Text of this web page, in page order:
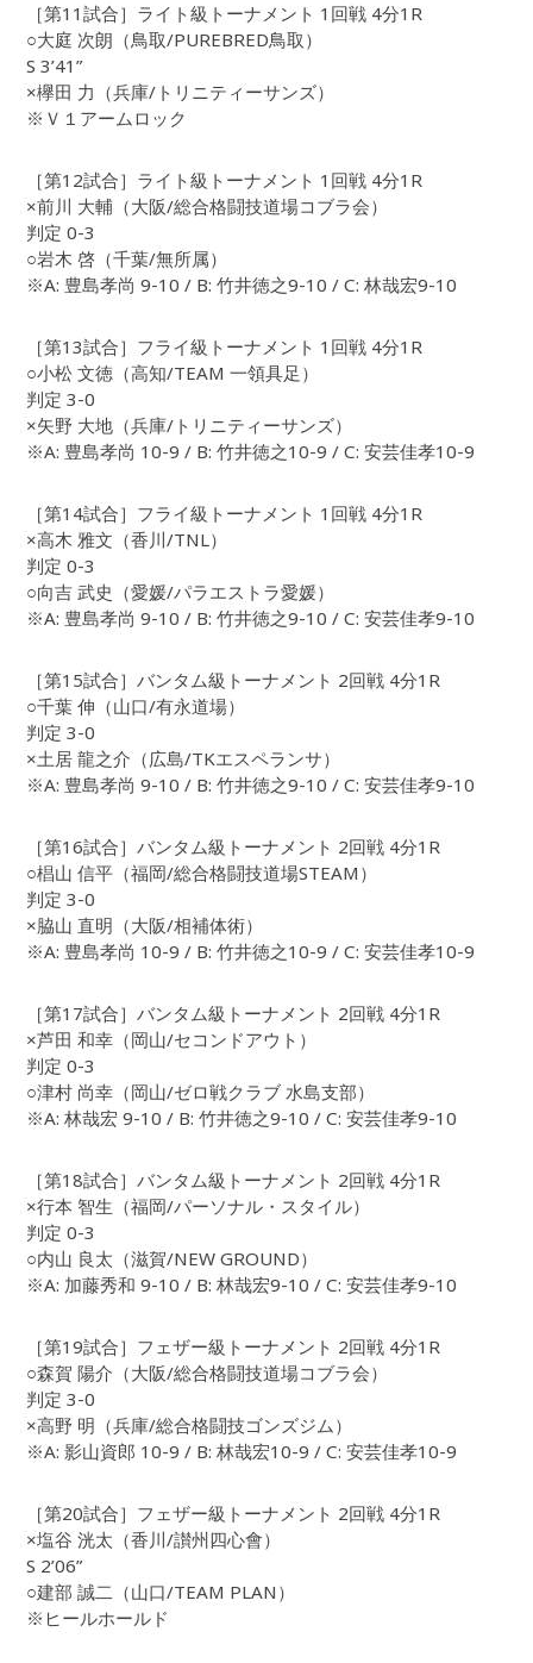
［第11試合］ライト級トーナメント 1回戦 4分1R
○大庭 次朗（鳥取/PUREBRED鳥取）
S 3’41”
×欅田 力（兵庫/トリニティーサンズ）
※Ｖ１アームロック
［第12試合］ライト級トーナメント 1回戦 4分1R
×前川 大輔（大阪/総合格闘技道場コブラ会）
判定 0-3
○岩木 啓（千葉/無所属）
※A: 豊島孝尚 9-10 / B: 竹井徳之9-10 / C: 林哉宏9-10
［第13試合］フライ級トーナメント 1回戦 4分1R
○小松 文徳（高知/TEAM 一領具足）
判定 3-0
×矢野 大地（兵庫/トリニティーサンズ）
※A: 豊島孝尚 10-9 / B: 竹井徳之10-9 / C: 安芸佳孝10-9
［第14試合］フライ級トーナメント 1回戦 4分1R
×高木 雅文（香川/TNL）
判定 0-3
○向吉 武史（愛媛/パラエストラ愛媛）
※A: 豊島孝尚 9-10 / B: 竹井徳之9-10 / C: 安芸佳孝9-10
［第15試合］バンタム級トーナメント 2回戦 4分1R
○千葉 伸（山口/有永道場）
判定 3-0
×土居 龍之介（広島/TKエスペランサ）
※A: 豊島孝尚 9-10 / B: 竹井徳之9-10 / C: 安芸佳孝9-10
［第16試合］バンタム級トーナメント 2回戦 4分1R
○椙山 信平（福岡/総合格闘技道場STEAM）
判定 3-0
×脇山 直明（大阪/相補体術）
※A: 豊島孝尚 10-9 / B: 竹井徳之10-9 / C: 安芸佳孝10-9
［第17試合］バンタム級トーナメント 2回戦 4分1R
×芦田 和幸（岡山/セコンドアウト）
判定 0-3
○津村 尚幸（岡山/ゼロ戦クラブ 水島支部）
※A: 林哉宏 9-10 / B: 竹井徳之9-10 / C: 安芸佳孝9-10
［第18試合］バンタム級トーナメント 2回戦 4分1R
×行本 智生（福岡/パーソナル・スタイル）
判定 0-3
○内山 良太（滋賀/NEW GROUND）
※A: 加藤秀和 9-10 / B: 林哉宏9-10 / C: 安芸佳孝9-10
［第19試合］フェザー級トーナメント 2回戦 4分1R
○森賀 陽介（大阪/総合格闘技道場コブラ会）
判定 3-0
×高野 明（兵庫/総合格闘技ゴンズジム）
※A: 影山資郎 10-9 / B: 林哉宏10-9 / C: 安芸佳孝10-9
［第20試合］フェザー級トーナメント 2回戦 4分1R
×塩谷 洸太（香川/讃州四心會）
S 2’06”
○建部 誠二（山口/TEAM PLAN）
※ヒールホールド